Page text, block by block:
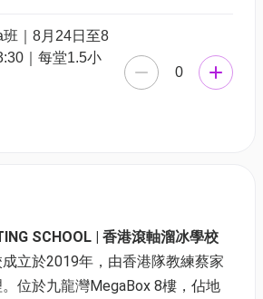
｜8月24日至8
｜每堂1.5小
0
SCHOOL | 香港滾軸溜冰學校
立於2019年，由香港隊教練蔡家
位於九龍灣MegaBox 8樓，佔地